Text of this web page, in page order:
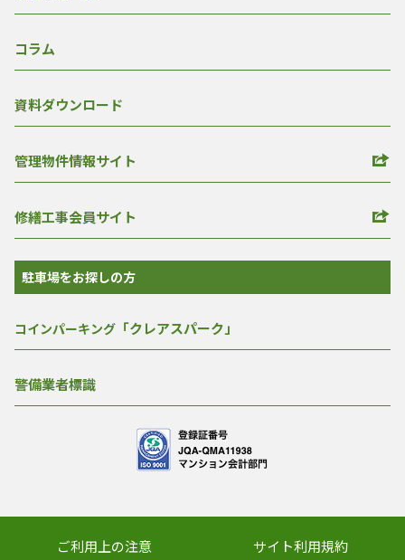
コラム
資料ダウンロード
管理物件情報サイト
修繕工事会員サイト
駐車場をお探しの方
コインパーキング 「クレアスパーク」
警備業者標識
ご利用上の注意 サイト利用規約